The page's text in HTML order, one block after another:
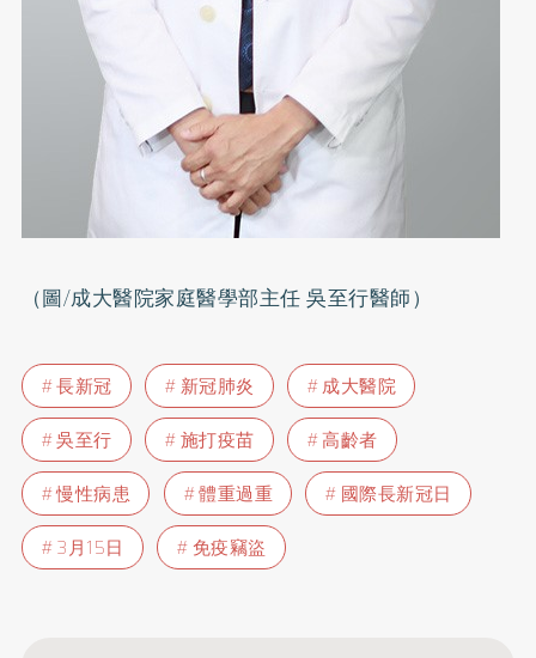
（圖/成大醫院家庭醫學部主任 吳至行醫師）
長新冠 新冠肺炎
成大醫院
吳至行
施打疫苗
高齡者
慢性病患
體重過重
國際長新冠日
3月15日
免疫竊盜